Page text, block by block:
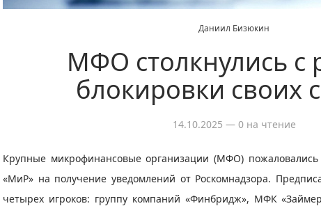
Даниил Бизюкин
МФО столкнулись с
блокировки своих
14.10.2025 — 0 на чтение
Крупные микрофинансовые организации (МФО)
«МиР» на получение уведомлений от Роскомнадзора.
четырех игроков: группу компаний «Финбридж», МФК